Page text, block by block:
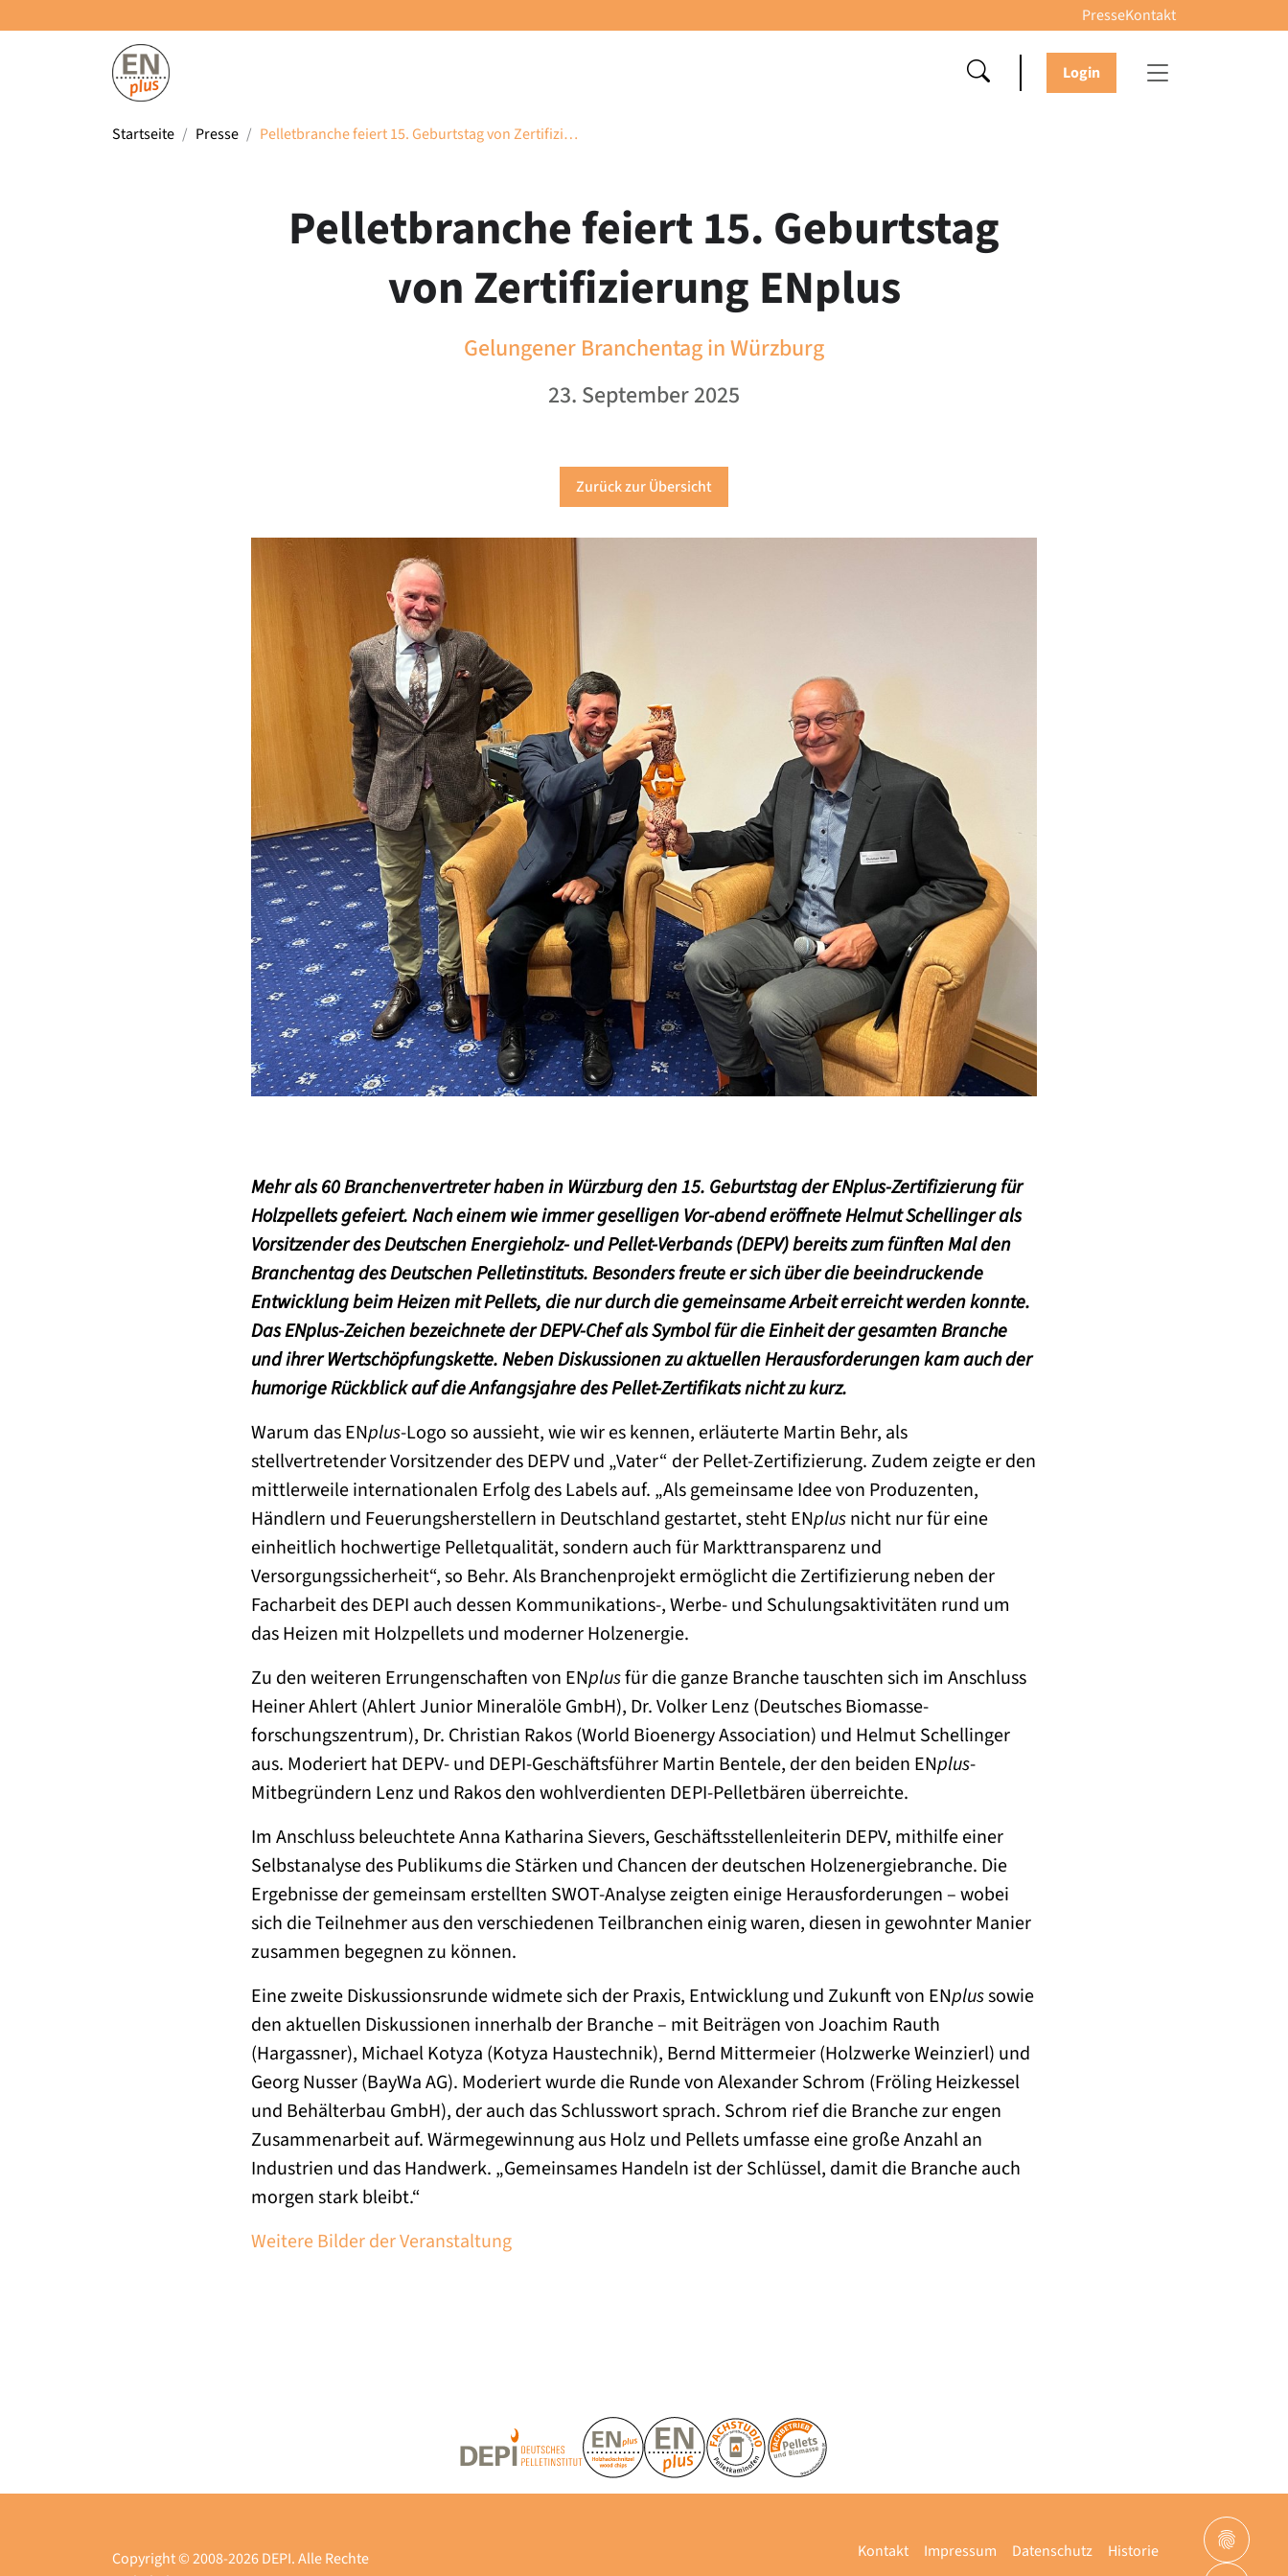
PresseKontakt
Login
Startseite Presse Pelletbranche feiert 15. Geburtstag von Zertifizi…
Pelletbranche feiert 15. Geburtstag
von Zertifizierung ENplus
Gelungener Branchentag in Würzburg
23. September 2025
Zurück zur Übersicht
Mehr als 60 Branchenvertreter haben in Würzburg den 15. Geburtstag der ENplus-Zertifizierung für
Holzpellets gefeiert. Nach einem wie immer geselligen Vor-abend eröffnete Helmut Schellinger als
Vorsitzender des Deutschen Energieholz- und Pellet-Verbands (DEPV) bereits zum fünften Mal den
Branchentag des Deutschen Pelletinstituts. Besonders freute er sich über die beeindruckende
Entwicklung beim Heizen mit Pellets, die nur durch die gemeinsame Arbeit erreicht werden konnte.
Das ENplus-Zeichen bezeichnete der DEPV-Chef als Symbol für die Einheit der gesamten Branche
und ihrer Wertschöpfungskette. Neben Diskussionen zu aktuellen Herausforderungen kam auch der
humorige Rückblick auf die Anfangsjahre des Pellet-Zertifikats nicht zu kurz.
Warum das ENplus-Logo so aussieht, wie wir es kennen, erläuterte Martin Behr, als
stellvertretender Vorsitzender des DEPV und „Vater“ der Pellet-Zertifizierung. Zudem zeigte er den
mittlerweile internationalen Erfolg des Labels auf. „Als gemeinsame Idee von Produzenten,
Händlern und Feuerungsherstellern in Deutschland gestartet, steht ENplusnicht nur für eine
einheitlich hochwertige Pelletqualität, sondern auch für Markttransparenz und
Versorgungssicherheit“, so Behr. Als Branchenprojekt ermöglicht die Zertifizierung neben der
Facharbeit des DEPI auch dessen Kommunikations-, Werbe- und Schulungsaktivitäten rund um
das Heizen mit Holzpellets und moderner Holzenergie.
Zu den weiteren Errungenschaften von ENplusfür die ganze Branche tauschten sich im Anschluss
Heiner Ahlert (Ahlert Junior Mineralöle GmbH), Dr. Volker Lenz (Deutsches Biomasse-
forschungszentrum), Dr. Christian Rakos (World Bioenergy Association) und Helmut Schellinger
aus. Moderiert hat DEPV- und DEPI-Geschäftsführer Martin Bentele, der den beiden ENplus-
Mitbegründern Lenz und Rakos den wohlverdienten DEPI-Pelletbären überreichte.
Im Anschluss beleuchtete Anna Katharina Sievers, Geschäftsstellenleiterin DEPV, mithilfe einer
Selbstanalyse des Publikums die Stärken und Chancen der deutschen Holzenergiebranche. Die
Ergebnisse der gemeinsam erstellten SWOT-Analyse zeigten einige Herausforderungen – wobei
sich die Teilnehmer aus den verschiedenen Teilbranchen einig waren, diesen in gewohnter Manier
zusammen begegnen zu können.
Eine zweite Diskussionsrunde widmete sich der Praxis, Entwicklung und Zukunft von ENplussowie
den aktuellen Diskussionen innerhalb der Branche – mit Beiträgen von Joachim Rauth
(Hargassner), Michael Kotyza (Kotyza Haustechnik), Bernd Mittermeier (Holzwerke Weinzierl) und
Georg Nusser (BayWa AG). Moderiert wurde die Runde von Alexander Schrom (Fröling Heizkessel
und Behälterbau GmbH), der auch das Schlusswort sprach. Schrom rief die Branche zur engen
Zusammenarbeit auf. Wärmegewinnung aus Holz und Pellets umfasse eine große Anzahl an
Industrien und das Handwerk. „Gemeinsames Handeln ist der Schlüssel, damit die Branche auch
morgen stark bleibt.“
Weitere Bilder der Veranstaltung
Copyright © 2008-2026 DEPI. Alle Rechte
Kontakt Impressum Datenschutz Historie